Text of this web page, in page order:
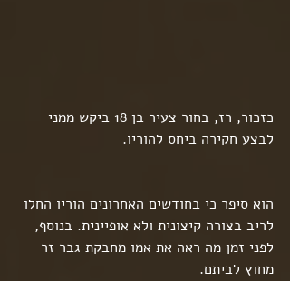
כזכור, רז, בחור צעיר בן 18 ביקש ממני
לבצע חקירה ביחס להוריו.
הוא סיפר כי בחודשים האחרונים הוריו החלו
לריב בצורה קיצונית ולא אופיינית. בנוסף,
לפני זמן מה ראה את אמו מחבקת גבר זר
מחוץ לביתם.